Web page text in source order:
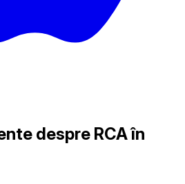
despre RCA în